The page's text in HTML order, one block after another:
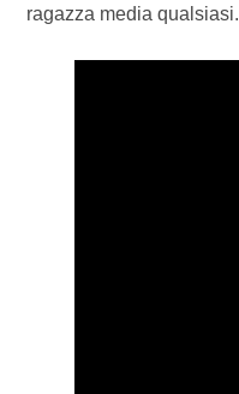
ragazza media qualsiasi.